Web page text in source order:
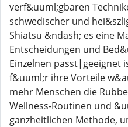
verf&uuml;gbaren
schwedischer und
Shiatsu &ndash; es eine
Entscheidungen und
Einzelnen passt|geeignet
f&uuml;r ihre Vorteile
mehr Menschen die
Wellness-Routinen und
ganzheitlichen Methode,